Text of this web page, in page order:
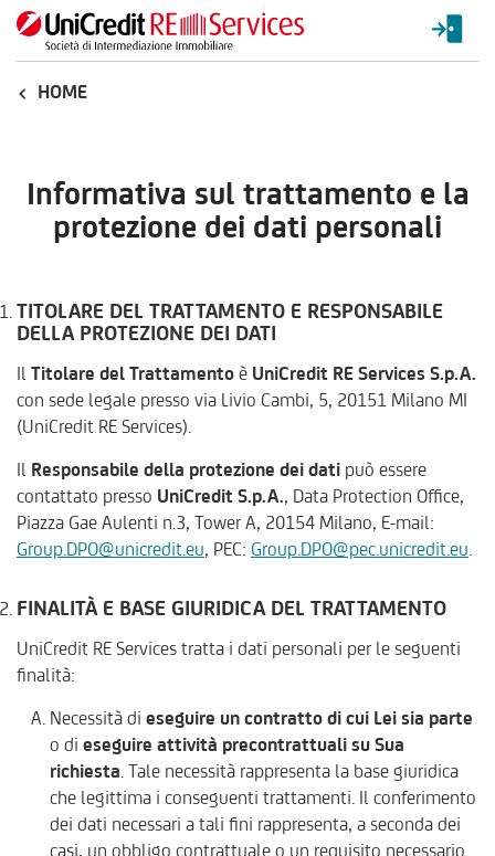
HOME
Informativa sul trattamento e la
protezione dei dati personali
TITOLARE DEL TRATTAMENTO E RESPONSABILE
DELLA PROTEZIONE DEI DATI
Il Titolare del Trattamento è UniCredit RE Services S.p.A.
con sede legale presso via Livio Cambi, 5, 20151 Milano MI
(UniCredit RE Services).
Il Responsabile della protezione dei dati può essere
contattato presso UniCredit S.p.A., Data Protection Office,
Piazza Gae Aulenti n.3, Tower A, 20154 Milano, E-mail:
Group.DPO@unicredit.eu, PEC: Group.DPO@pec.unicredit.eu.
FINALITÀ E BASE GIURIDICA DEL TRATTAMENTO
UniCredit RE Services tratta i dati personali per le seguenti
finalità:
Necessità di eseguire un contratto di cui Lei sia parte
o di eseguire attività precontrattuali su Sua
richiesta. Tale necessità rappresenta la base giuridica
che legittima i conseguenti trattamenti. Il conferimento
dei dati necessari a tali fini rappresenta, a seconda dei
casi, un obbligo contrattuale o un requisito necessario